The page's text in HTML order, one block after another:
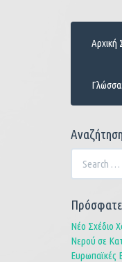
Αρχική
Γλώσσα:
Αναζήτηση
Search
Νέο Σχέδιο
Νερού σε
Ευρωπαϊκές